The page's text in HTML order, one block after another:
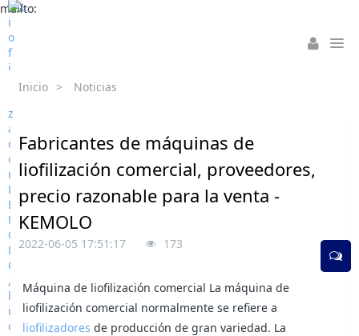
mailto:
Inicio > Noticias
Fabricantes de máquinas de
liofilización comercial, proveedores,
precio razonable para la venta -
KEMOLO
2022-06-05 17:51:17 173
Máquina de liofilización comercial La máquina de
liofilización comercial normalmente se refiere a
liofilizadores de producción de gran variedad. La